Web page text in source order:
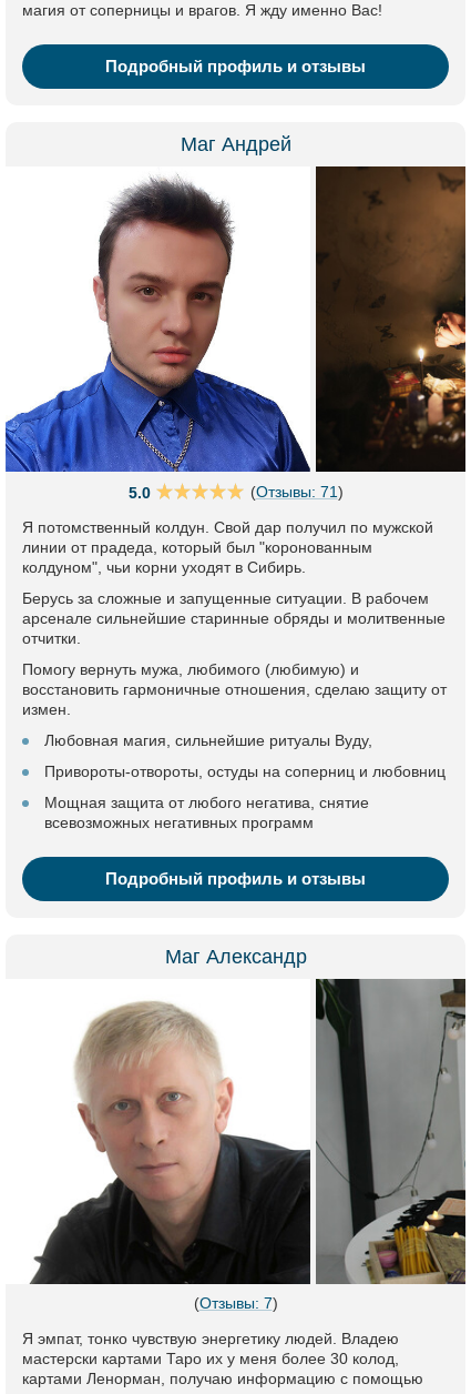
магия от соперницы и врагов. Я жду именно Вас!
Подробный профиль и отзывы
Маг Андрей
5.0 (Отзывы: 71)
Я потомственный колдун. Свой дар получил по мужской
линии от прадеда, который был "коронованным
колдуном", чьи корни уходят в Сибирь.
Берусь за сложные и запущенные ситуации. В рабочем
арсенале сильнейшие старинные обряды и молитвенные
отчитки.
Помогу вернуть мужа, любимого (любимую) и
восстановить гармоничные отношения, сделаю защиту от
измен.
Любовная магия, сильнейшие ритуалы Вуду,
Привороты-отвороты, остуды на соперниц и любовниц
Мощная защита от любого негатива, снятие
всевозможных негативных программ
Подробный профиль и отзывы
Маг Александр
(Отзывы: 7)
Я эмпат, тонко чувствую энергетику людей. Владею
мастерски картами Таро их у меня более 30 колод,
картами Ленорман, получаю информацию с помощью